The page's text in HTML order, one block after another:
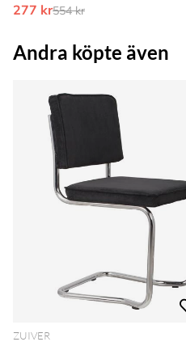
277 krOrdinarie pris:
554 kr
Andra köpte även
ZUIVER